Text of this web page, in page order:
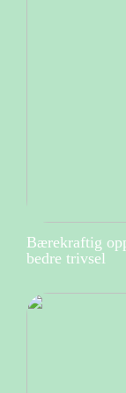
Bærekraftig
bedre trivsel